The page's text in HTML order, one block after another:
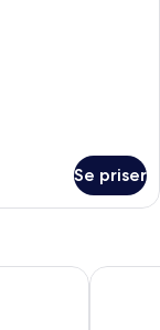
Se priser
The